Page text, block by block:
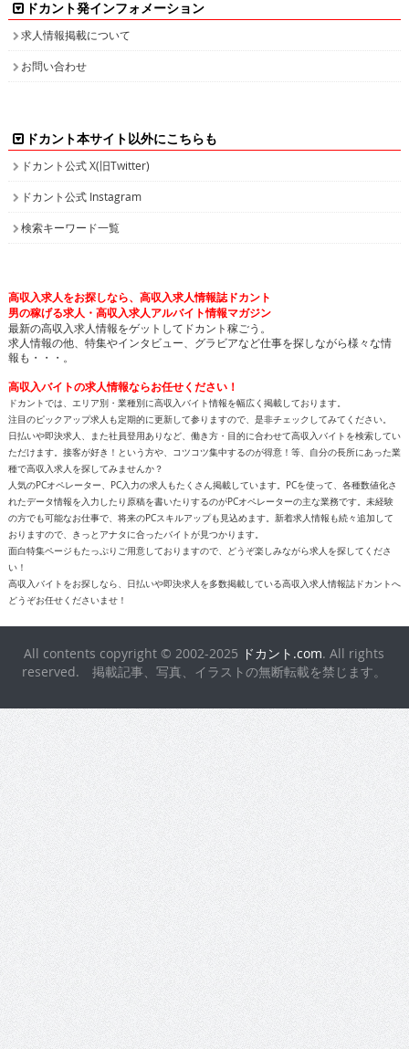
ドカント発インフォメーション
求人情報掲載について
お問い合わせ
ドカント本サイト以外にこちらも
ドカント公式 X(旧Twitter)
ドカント公式 Instagram
検索キーワード一覧
高収入求人をお探しなら、高収入求人情報誌ドカント
男の稼げる求人・高収入求人アルバイト情報マガジン
最新の高収入求人情報をゲットしてドカント稼ごう。
求人情報の他、特集やインタビュー、グラビアなど仕事を探しながら様々な情
報も・・・。
高収入バイトの求人情報ならお任せください！
ドカントでは、エリア別・業種別に高収入バイト情報を幅広く掲載しております。
注目のピックアップ求人も定期的に更新して参りますので、是非チェックしてみてください。
日払いや即決求人、また社員登用ありなど、働き方・目的に合わせて高収入バイトを検索してい
ただけます。接客が好き！という方や、コツコツ集中するのが得意！等、自分の長所にあった業
種で高収入求人を探してみませんか？
人気のPCオペレーター、PC入力の求人もたくさん掲載しています。PCを使って、各種数値化さ
れたデータ情報を入力したり原稿を書いたりするのがPCオペレーターの主な業務です。未経験
の方でも可能なお仕事で、将来のPCスキルアップも見込めます。新着求人情報も続々追加して
おりますので、きっとアナタに合ったバイトが見つかります。
面白特集ページもたっぷりご用意しておりますので、どうぞ楽しみながら求人を探してくださ
い！
高収入バイトをお探しなら、日払いや即決求人を多数掲載している高収入求人情報誌ドカントへ
どうぞお任せくださいませ！
All contents copyright © 2002-2025 ドカント.com. All rights
reserved. 掲載記事、写真、イラストの無断転載を禁じます。